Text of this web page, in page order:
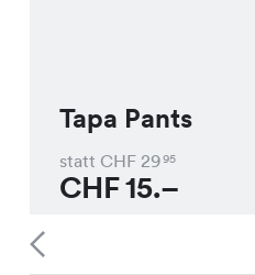
Tapa Pants
statt CHF 2995
CHF15.–